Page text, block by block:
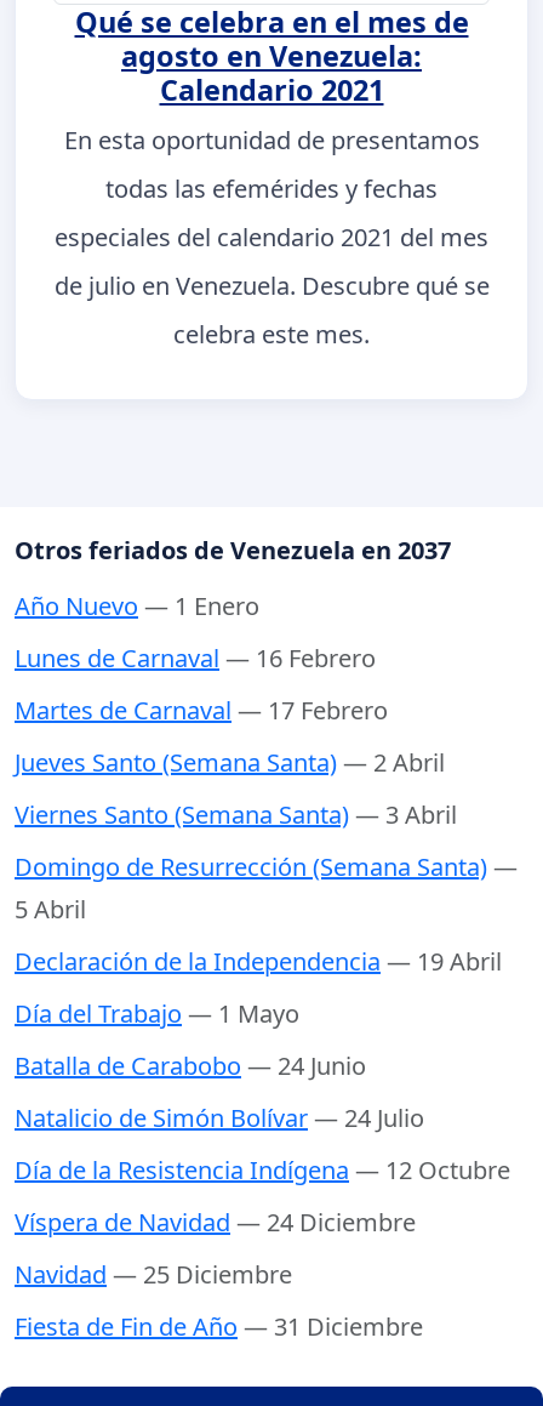
Qué se celebra en el mes de
agosto en Venezuela:
Calendario 2021
En esta oportunidad de presentamos
todas las efemérides y fechas
especiales del calendario 2021 del mes
de julio en Venezuela. Descubre qué se
celebra este mes.
Otros feriados de Venezuela en 2037
Año Nuevo — 1 Enero
Lunes de Carnaval — 16 Febrero
Martes de Carnaval — 17 Febrero
Jueves Santo (Semana Santa)— 2 Abril
Viernes Santo (Semana Santa)— 3 Abril
Domingo de Resurrección (Semana Santa)—
5 Abril
Declaración de la Independencia — 19 Abril
Día del Trabajo — 1 Mayo
Batalla de Carabobo — 24 Junio
Natalicio de Simón Bolívar— 24 Julio
Día de la Resistencia Indígena — 12 Octubre
Víspera de Navidad — 24 Diciembre
Navidad — 25 Diciembre
Fiesta de Fin de Año — 31 Diciembre